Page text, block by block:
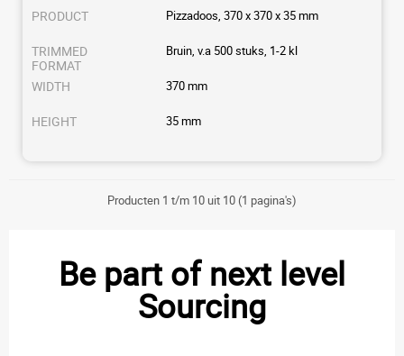
Pizzadoos, 370 x 370 x 35 mm
Bruin, v.a 500 stuks, 1-2 kl
370 mm
35 mm
Producten 1 t/m 10 uit 10 (1 pagina's)
Be part of next level
Sourcing